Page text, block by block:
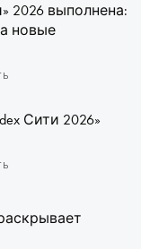
2026 выполнена:
новые
Сити 2026»